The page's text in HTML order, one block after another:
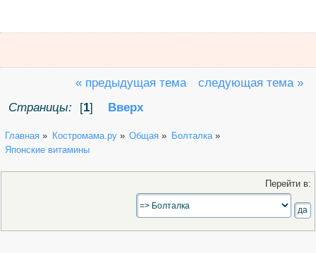
« предыдущая тема
следующая тема »
Страницы:
[1] Вверх
Главная » Костромама.ру» Общая » Болталка»
Японские витамины
Перейти в: